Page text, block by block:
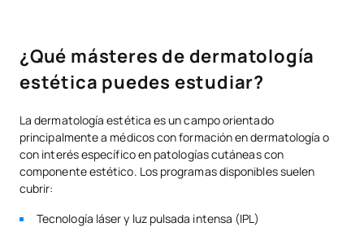
¿Qué másteres de dermatología
estética puedes estudiar?
La dermatología estética es un campo orientado
principalmente a médicos con formación en dermatología o
con interés específico en patologías cutáneas con
componente estético. Los programas disponibles suelen
cubrir:
Tecnología láser y luz pulsada intensa (IPL)